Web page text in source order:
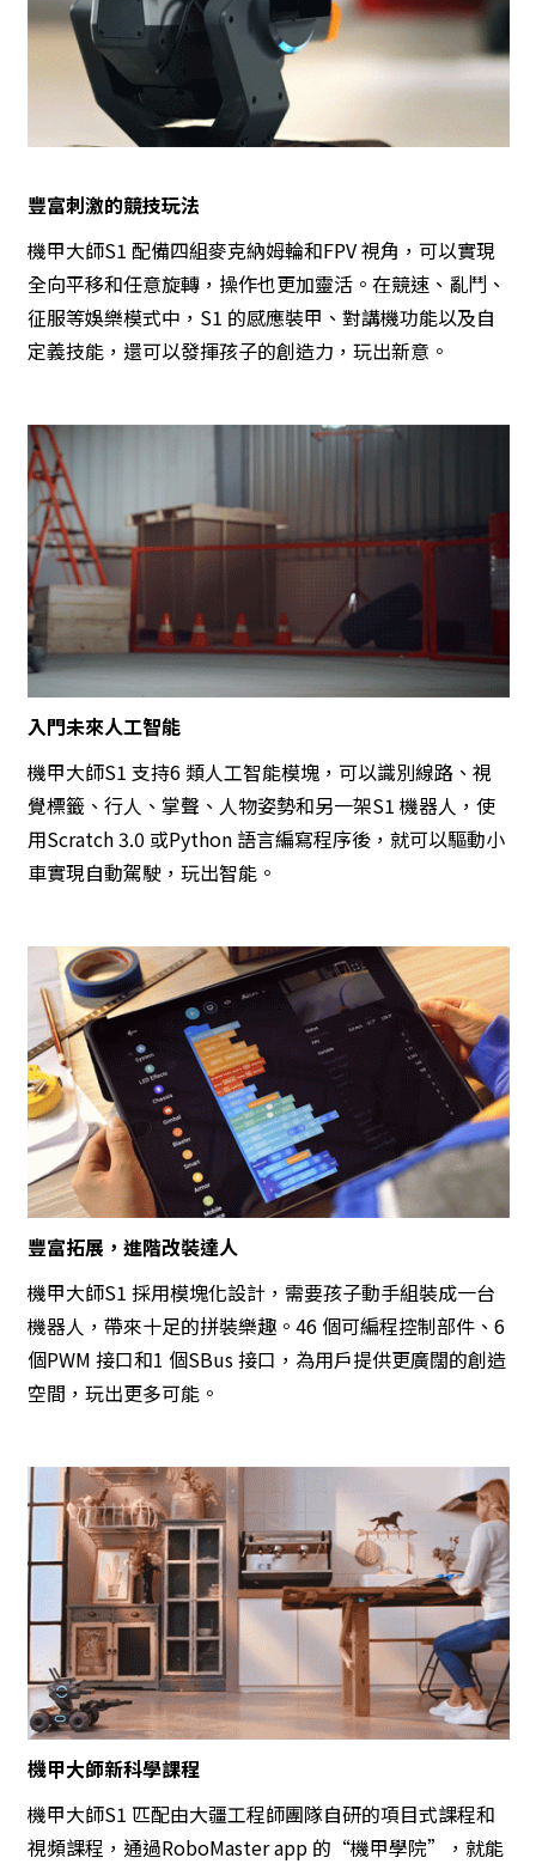
豐富刺激的競技玩法
機甲大師S1 配備四組麥克納姆輪和FPV 視角，可以實現
全向平移和任意旋轉，操作也更加靈活。在競速、亂鬥、
征服等娛樂模式中，S1 的感應裝甲、對講機功能以及自
定義技能，還可以發揮孩子的創造力，玩出新意。
入門未來人工智能
機甲大師S1 支持6 類人工智能模塊，可以識別線路、視
覺標籤、行人、掌聲、人物姿勢和另一架S1 機器人，使
用Scratch 3.0 或Python 語言編寫程序後，就可以驅動小
車實現自動駕駛，玩出智能。
豐富拓展，進階改裝達人
機甲大師S1 採用模塊化設計，需要孩子動手組裝成一台
機器人，帶來十足的拼裝樂趣。46 個可編程控制部件、6
個PWM 接口和1 個SBus 接口，為用戶提供更廣闊的創造
空間，玩出更多可能。
機甲大師新科學課程
機甲大師S1 匹配由大疆工程師團隊自研的項目式課程和
視頻課程，通過RoboMaster app 的“機甲學院”，就能